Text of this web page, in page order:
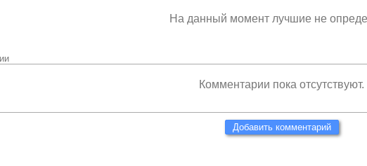
На данный момент лучшие не
Комментарии пока отсутствуют.
Добавить комментарий